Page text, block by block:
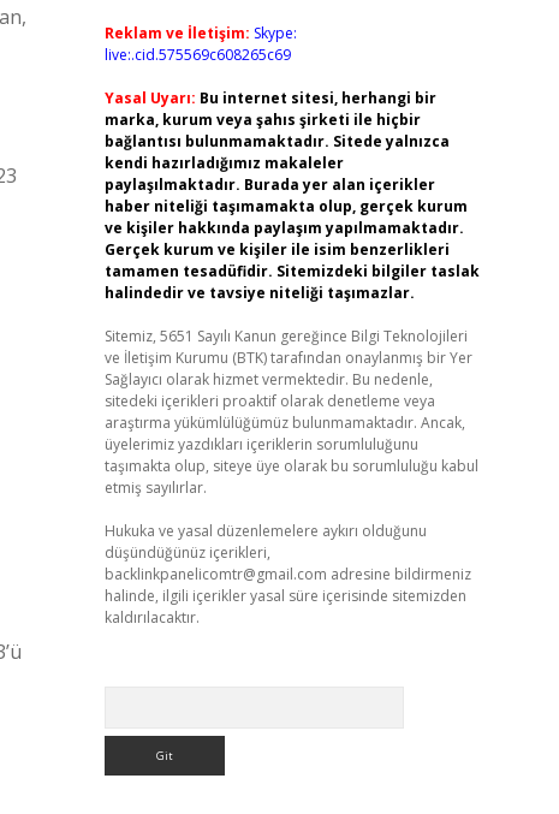
Reklam ve İletişim: Skype:
live:.cid.575569c608265c69
Yasal Uyarı: Bu internet sitesi, herhangi bir
marka, kurum veya şahıs şirketi ile hiçbir
bağlantısı bulunmamaktadır. Sitede yalnızca
kendi hazırladığımız makaleler
paylaşılmaktadır. Burada yer alan içerikler
haber niteliği taşımamakta olup, gerçek kurum
ve kişiler hakkında paylaşım yapılmamaktadır.
Gerçek kurum ve kişiler ile isim benzerlikleri
tamamen tesadüfidir. Sitemizdeki bilgiler taslak
halindedir ve tavsiye niteliği taşımazlar.
Sitemiz, 5651 Sayılı Kanun gereğince Bilgi Teknolojileri
ve İletişim Kurumu (BTK) tarafından onaylanmış bir Yer
Sağlayıcı olarak hizmet vermektedir. Bu nedenle,
sitedeki içerikleri proaktif olarak denetleme veya
araştırma yükümlülüğümüz bulunmamaktadır. Ancak,
üyelerimiz yazdıkları içeriklerin sorumluluğunu
taşımakta olup, siteye üye olarak bu sorumluluğu kabul
etmiş sayılırlar.
Hukuka ve yasal düzenlemelere aykırı olduğunu
düşündüğünüz içerikleri,
backlinkpanelicomtr@gmail.com adresine bildirmeniz
halinde, ilgili içerikler yasal süre içerisinde sitemizden
kaldırılacaktır.